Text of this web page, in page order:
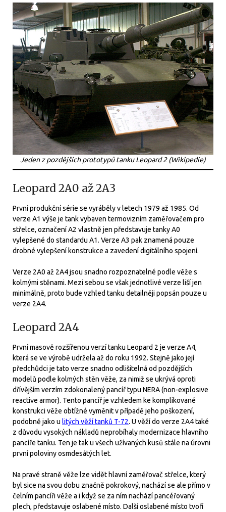
Jeden z pozdějších prototypů tanku Leopard 2 (Wikipedie)
Leopard 2A0 až 2A3
První produkční série se vyráběly v letech 1979 až 1985. Od
verze A1 výše je tank vybaven termovizním zaměřovačem pro
střelce, označení A2 vlastně jen představuje tanky A0
vylepšené do standardu A1. Verze A3 pak znamená pouze
drobné vylepšení konstrukce a zavedení digitálního spojení.
Verze 2A0 až 2A4 jsou snadno rozpoznatelné podle věže s
kolmými stěnami. Mezi sebou se však jednotlivé verze liší jen
minimálně, proto bude vzhled tanku detailněji popsán pouze u
verze 2A4.
Leopard 2A4
První masově rozšířenou verzí tanku Leopard 2 je verze A4,
která se ve výrobě udržela až do roku 1992. Stejně jako její
předchůdci je tato verze snadno odlišitelná od pozdějších
modelů podle kolmých stěn věže, za nimiž se ukrývá oproti
dřívějším verzím zdokonalený pancíř typu NERA (non-explosive
reactive armor). Tento pancíř je vzhledem ke komplikované
konstrukci věže obtížné vyměnit v případě jeho poškození,
podobně jako u litých věží tanků T-72. U věží do verze 2A4 také
z důvodu vysokých nákladů neprobíhaly modernizace hlavního
pancíře tanku. Ten je tak u všech užívaných kusů stále na úrovni
první poloviny osmdesátých let.
Na pravé straně věže lze vidět hlavní zaměřovač střelce, který
byl sice na svou dobu značně pokrokový, nachází se ale přímo v
čelním pancíři věže a i když se za ním nachází pancéřovaný
plech, představuje oslabené místo. Další oslabené místo tvoří